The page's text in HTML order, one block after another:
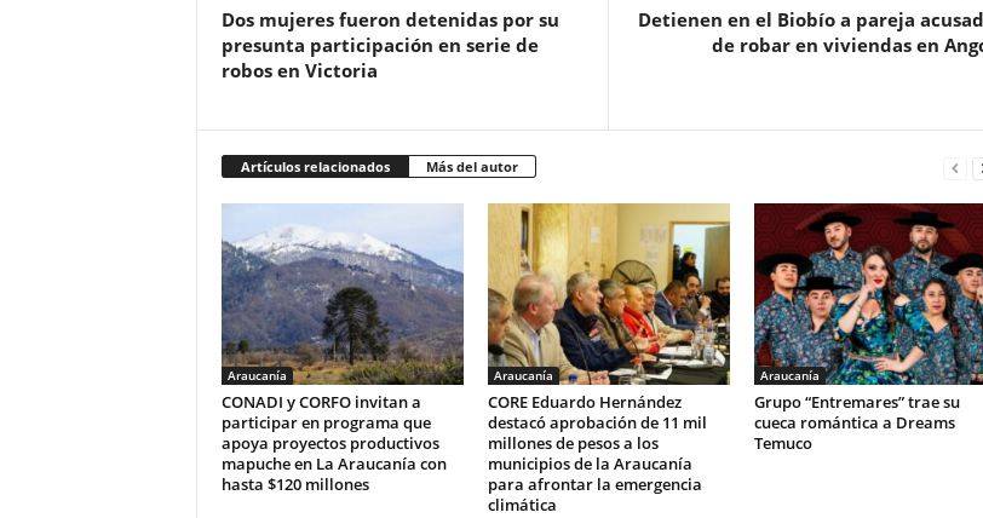
Dos mujeres fueron detenidas por su
presunta participación en serie de
robos en Victoria
Detienen en el Biobío a pareja
de robar en viviendas en
Artículos relacionados Más del autor
Araucanía
CONADI y CORFO invitan a
participar en programa que
apoya proyectos productivos
mapuche en La Araucanía con
hasta $120 millones
Araucanía
CORE Eduardo Hernández
destacó aprobación de 11 mil
millones de pesos a los
municipios de la Araucanía
para afrontar la emergencia
climática
Araucanía
Grupo “Entremares” trae su
cueca romántica a Dreams
Temuco